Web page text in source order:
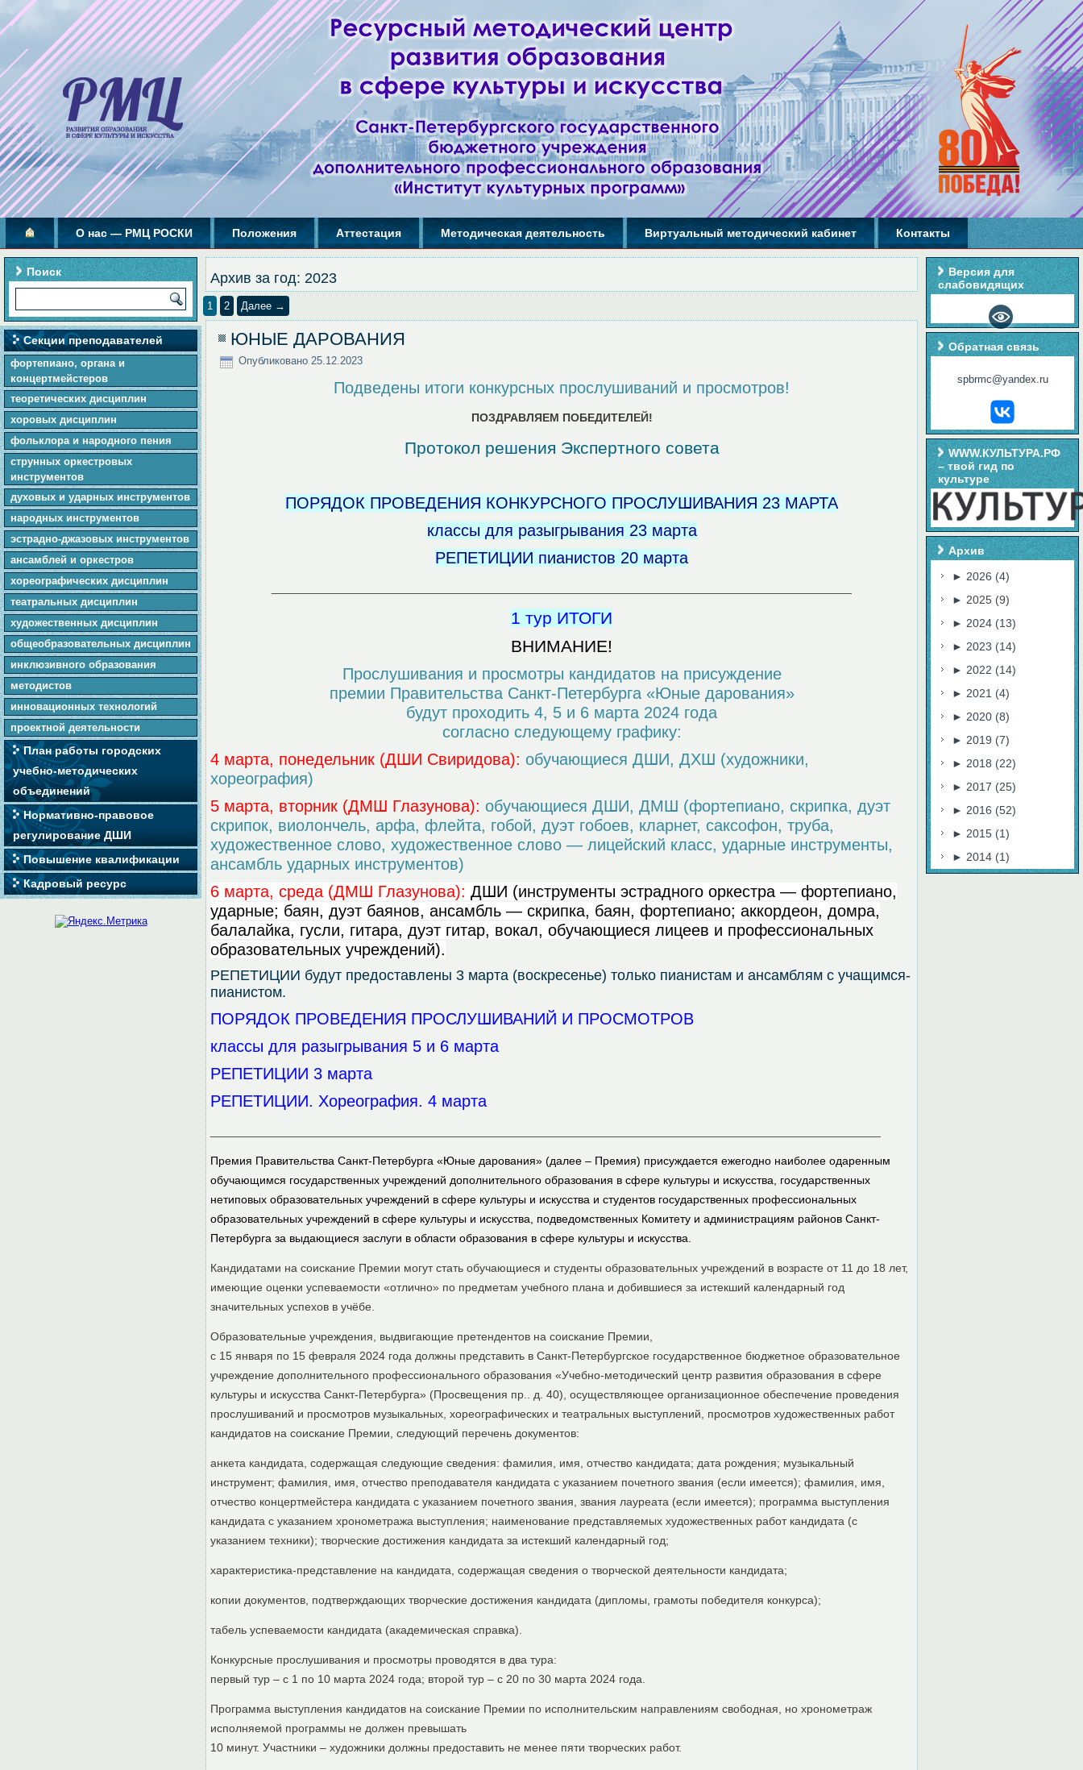
О нас — РМЦ РОСКИ Положения Аттестация Методическая деятельность Виртуальный методический кабинет Контакты
Поиск
Секции преподавателей
фортепиано, органа и
концертмейстеров
теоретических дисциплин
хоровых дисциплин
фольклора и народного пения
cтpунныx оркестровых
инструментов
духовых и ударных инструментов
народных инструментов
эстрадно-джазовых инструментов
ансамблей и оркестров
хореографических дисциплин
театральных дисциплин
художественных дисциплин
общеобразовательных дисциплин
инклюзивного образования
методистов
инновационных технологий
проектной деятельности
План работы городских
учебно-методических
объединений
Нормативно-правовое
регулирование ДШИ
Повышение квалификации
Кадровый ресурс
Архив за год: 2023
1 2 Далее →
ЮНЫЕ ДАРОВАНИЯ
Опубликовано 25.12.2023
Подведены итоги конкурсных прослушиваний и просмотров!
ПОЗДРАВЛЯЕМ ПОБЕДИТЕЛЕЙ!
Протокол решения Экспертного совета
ПОРЯДОК ПРОВЕДЕНИЯ КОНКУРСНОГО ПРОСЛУШИВАНИЯ 23 МАРТА
классы для разыгрывания 23 марта
РЕПЕТИЦИИ пианистов 20 марта
1 тур ИТОГИ
ВНИМАНИЕ!
Прослушивания и просмотры кандидатов на присуждение
премии Правительства Санкт-Петербурга «Юные дарования»
будут проходить 4, 5 и 6 марта 2024 года
согласно следующему графику:
4 марта, понедельник (ДШИ Свиридова): обучающиеся ДШИ, ДХШ (художники,
хореография)
5 марта, вторник (ДМШ Глазунова): обучающиеся ДШИ, ДМШ (фортепиано, скрипка, дуэт
скрипок, виолончель, арфа, флейта, гобой, дуэт гобоев, кларнет, саксофон, труба,
художественное слово, художественное слово — лицейский класс, ударные инструменты,
ансамбль ударных инструментов)
6 марта, среда (ДМШ Глазунова): ДШИ (инструменты эстрадного оркестра — фортепиано,
ударные; баян, дуэт баянов, ансамбль — скрипка, баян, фортепиано; аккордеон, домра,
балалайка, гусли, гитара, дуэт гитар, вокал, обучающиеся лицеев и профессиональных
образовательных учреждений).
РЕПЕТИЦИИ будут предоставлены 3 марта (воскресенье) только пианистам и ансамблям с учащимся-
пианистом.
ПОРЯДОК ПРОВЕДЕНИЯ ПРОСЛУШИВАНИЙ И ПРОСМОТРОВ
классы для разыгрывания 5 и 6 марта
РЕПЕТИЦИИ 3 марта
РЕПЕТИЦИИ. Хореография. 4 марта
Премия Правительства Санкт-Петербурга «Юные дарования» (далее – Премия) присуждается ежегодно наиболее одаренным
обучающимся государственных учреждений дополнительного образования в сфере культуры и искусства, государственных
нетиповых образовательных учреждений в сфере культуры и искусства и студентов государственных профессиональных
образовательных учреждений в сфере культуры и искусства, подведомственных Комитету и администрациям районов Санкт-
Петербурга за выдающиеся заслуги в области образования в сфере культуры и искусства.
Кандидатами на соискание Премии могут стать обучающиеся и студенты образовательных учреждений в возрасте от 11 до 18 лет,
имеющие оценки успеваемости «отлично» по предметам учебного плана и добившиеся за истекший календарный год
значительных успехов в учёбе.
Образовательные учреждения, выдвигающие претендентов на соискание Премии,
с 15 января по 15 февраля 2024 года должны представить в Санкт-Петербургское государственное бюджетное образовательное
учреждение дополнительного профессионального образования «Учебно-методический центр развития образования в сфере
культуры и искусства Санкт-Петербурга» (Просвещения пр.. д. 40), осуществляющее организационное обеспечение проведения
прослушиваний и просмотров музыкальных, хореографических и театральных выступлений, просмотров художественных работ
кандидатов на соискание Премии, следующий перечень документов:
анкета кандидата, содержащая следующие сведения: фамилия, имя, отчество кандидата; дата рождения; музыкальный
инструмент; фамилия, имя, отчество преподавателя кандидата с указанием почетного звания (если имеется); фамилия, имя,
отчество концертмейстера кандидата с указанием почетного звания, звания лауреата (если имеется); программа выступления
кандидата с указанием хронометража выступления; наименование представляемых художественных работ кандидата (с
указанием техники); творческие достижения кандидата за истекший календарный год;
характеристика-представление на кандидата, содержащая сведения о творческой деятельности кандидата;
копии документов, подтверждающих творческие достижения кандидата (дипломы, грамоты победителя конкурса);
табель успеваемости кандидата (академическая справка).
Конкурсные прослушивания и просмотры проводятся в два тура:
первый тур – с 1 по 10 марта 2024 года; второй тур – с 20 по 30 марта 2024 года.
Программа выступления кандидатов на соискание Премии по исполнительским направлениям свободная, но хронометраж
исполняемой программы не должен превышать
10 минут. Участники – художники должны предоставить не менее пяти творческих работ.
Версия для
слабовидящих
Обратная связь
spbrmc@yandex.ru
WWW.КУЛЬТУРА.РФ
– твой гид по
культуре
Архив
► 2026 (4)
► 2025 (9)
► 2024 (13)
► 2023 (14)
► 2022 (14)
► 2021 (4)
► 2020 (8)
► 2019 (7)
► 2018 (22)
► 2017 (25)
► 2016 (52)
► 2015 (1)
► 2014 (1)